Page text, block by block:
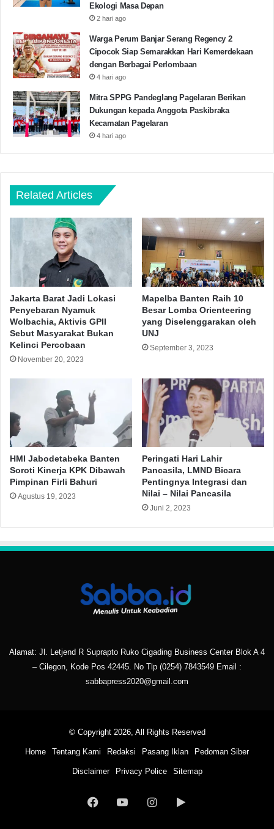
Ekologi Masa Depan
2 hari ago
Warga Perum Banjar Serang Regency 2
Cipocok Siap Semarakkan Hari Kemerdekaan
dengan Berbagai Perlombaan
4 hari ago
Mitra SPPG Pandeglang Pagelaran Berikan
Dukungan kepada Anggota Paskibraka
Kecamatan Pagelaran
4 hari ago
Related Articles
Jakarta Barat Jadi Lokasi
Penyebaran Nyamuk
Wolbachia, Aktivis GPII
Sebut Masyarakat Bukan
Kelinci Percobaan
November 20, 2023
Mapelba Banten Raih 10
Besar Lomba Orienteering
yang Diselenggarakan oleh
UNJ
September 3, 2023
HMI Jabodetabeka Banten
Soroti Kinerja KPK Dibawah
Pimpinan Firli Bahuri
Agustus 19, 2023
Peringati Hari Lahir
Pancasila, LMND Bicara
Pentingnya Integrasi dan
Nilai – Nilai Pancasila
Juni 2, 2023
Alamat: Jl. Letjend R Suprapto Ruko Cigading Business Center Blok A 4
– Cilegon, Kode Pos 42445. No Tlp (0254) 7843549 Email :
sabbapress2020@gmail.com
© Copyright 2026, All Rights Reserved
Home Tentang Kami Redaksi Pasang Iklan Pedoman Siber
Disclaimer Privacy Police Sitemap
FacebookYouTubeInstagramGoogle